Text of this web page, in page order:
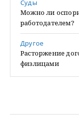
Суды
Можно ли
работодателем?
Другое
Расторжение
физлицами